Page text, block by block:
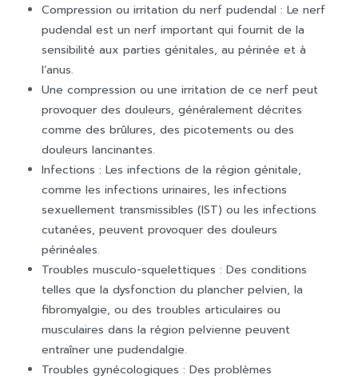
Compression ou irritation du nerf pudendal : Le nerf
pudendal est un nerf important qui fournit de la
sensibilité aux parties génitales, au périnée et à
l’anus.
Une compression ou une irritation de ce nerf peut
provoquer des douleurs, généralement décrites
comme des brûlures, des picotements ou des
douleurs lancinantes.
Infections : Les infections de la région génitale,
comme les infections urinaires, les infections
sexuellement transmissibles (IST) ou les infections
cutanées, peuvent provoquer des douleurs
périnéales.
Troubles musculo-squelettiques : Des conditions
telles que la dysfonction du plancher pelvien, la
fibromyalgie, ou des troubles articulaires ou
musculaires dans la région pelvienne peuvent
entraîner une pudendalgie.
Troubles gynécologiques : Des problèmes